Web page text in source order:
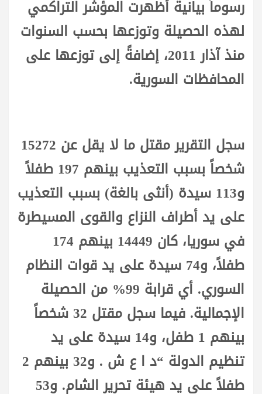
رسوماً بيانية أظهرت المؤشر التراكمي
لهذه الحصيلة وتوزعها بحسب السنوات
منذ آذار 2011، إضافةً إلى توزعها على
المحافظات السورية.
سجل التقرير مقتل ما لا يقل عن 15272
شخصاً بسبب التعذيب بينهم 197 طفلاً
و113 سيدة (أنثى بالغة) بسبب التعذيب
على يد أطراف النزاع والقوى المسيطرة
في سوريا، كان 14449 بينهم 174
طفلاً، و74 سيدة على يد قوات النظام
السوري. أي قرابة 99% من الحصيلة
الإجمالية. فيما سجل مقتل 32 شخصاً
بينهم 1 طفل، و14 سيدة على يد
تنظيم الدولة “د ا ع ش . و32 بينهم 2
طفلاً على يد هيئة تحرير الشام. و53